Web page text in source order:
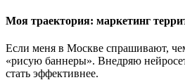
Моя траектория: маркетинг
Если меня в Москве спрашивают,
«рисую баннеры». Внедряю
стать эффективнее.